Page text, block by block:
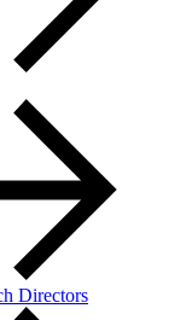
Directors